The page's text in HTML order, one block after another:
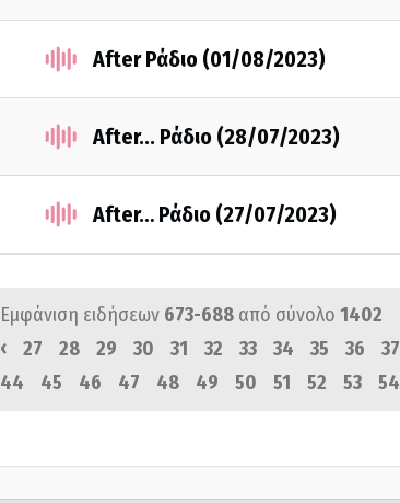
After Ράδιο (01/08/2023)
After... Ράδιο (28/07/2023)
After… Ράδιο (27/07/2023)
Εμφάνιση ειδήσεων 673-688 από σύνολο 1402
‹
27 28 29 30 31 32 33 34 35 36 37
44
45 46 47 48 49 50 51 52 53 54